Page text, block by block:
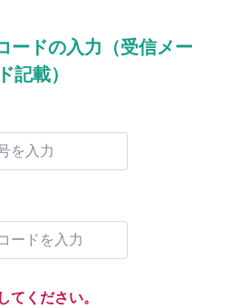
ードの入力（受信メー
記載）
てください。